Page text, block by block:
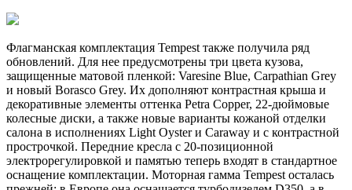
Флагманская комплектация Tempest также получила ряд
обновлений. Для нее предусмотрены три цвета кузова,
защищенные матовой пленкой: Varesine Blue, Carpathian Grey
и новый Borasco Grey. Их дополняют контрастная крыша и
декоративные элементы оттенка Petra Copper, 22-дюймовые
колесные диски, а также новые варианты кожаной отделки
салона в исполнениях Light Oyster и Caraway и с контрастной
прострочкой. Передние кресла с 20-позиционной
электрорегулировкой и памятью теперь входят в стандартное
оснащение комплектации. Моторная гамма Tempest осталась